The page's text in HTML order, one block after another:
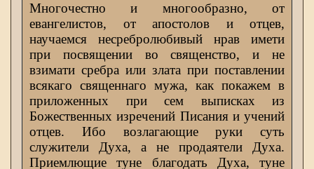
Многочестно и многообразно, от
евангелистов, от апостолов и отцев,
научаемся несребролюбивый нрав имети
при посвящении во священство, и не
взимати сребра или злата при поставлении
всякаго священнаго мужа, как покажем в
приложенных при сем выписках из
Божественных изречений Писания и учений
отцев. Ибо возлагающие руки суть
служители Духа, а не продаятели Духа.
Приемлющие туне благодать Духа, туне